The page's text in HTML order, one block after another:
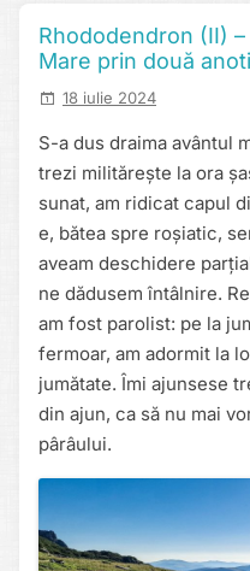
Rhododendron (II)
Mare prin două
18 iulie 2024
S-a dus draima avântul
trezi militărește la ora
sunat, am ridicat capul
e, bătea spre roșiatic,
aveam deschidere
ne dădusem întâlnire.
am fost parolist: pe la
fermoar, am adormit la
jumătate. Îmi ajunsese
din ajun, ca să nu mai
pârâului.